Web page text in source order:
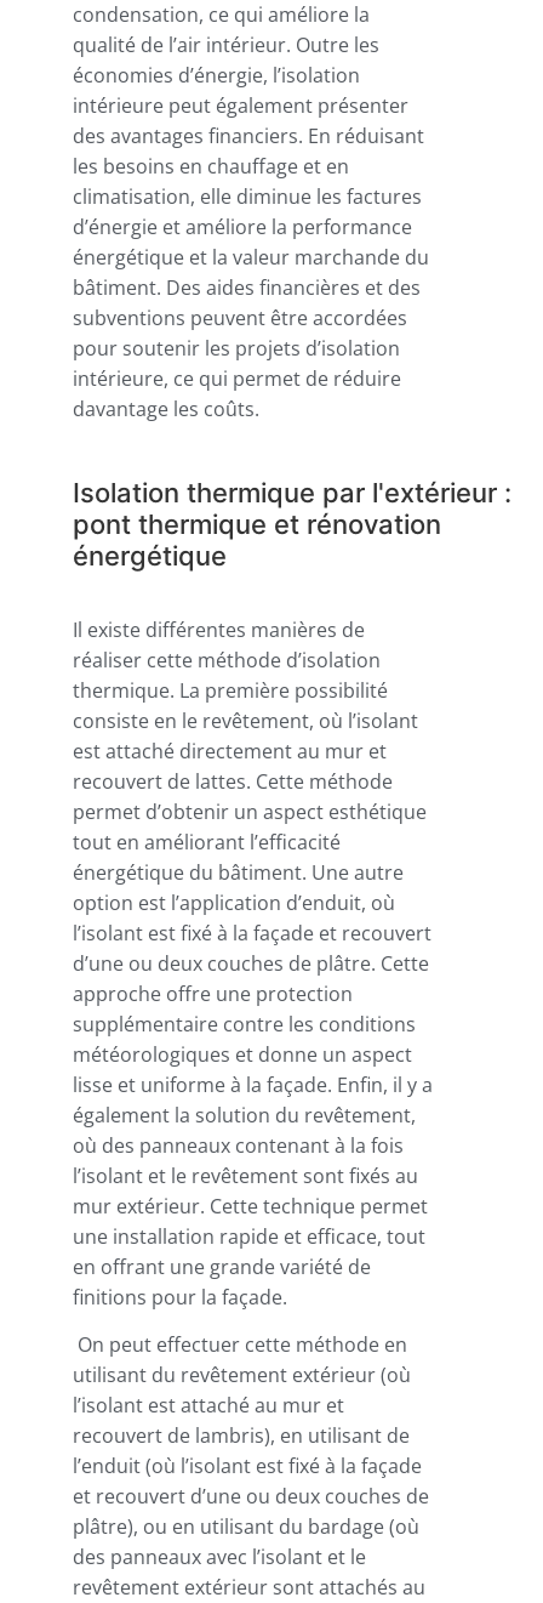
condensation, ce qui améliore la
qualité de l’air intérieur. Outre les
économies d’énergie, l’isolation
intérieure peut également présenter
des avantages financiers. En réduisant
les besoins en chauffage et en
climatisation, elle diminue les factures
d’énergie et améliore la performance
énergétique et la valeur marchande du
bâtiment. Des aides financières et des
subventions peuvent être accordées
pour soutenir les projets d’isolation
intérieure, ce qui permet de réduire
davantage les coûts.
Isolation thermique par l'extérieur :
pont thermique et rénovation
énergétique
Il existe différentes manières de
réaliser cette méthode d’isolation
thermique. La première possibilité
consiste en le revêtement, où l’isolant
est attaché directement au mur et
recouvert de lattes. Cette méthode
permet d’obtenir un aspect esthétique
tout en améliorant l’efficacité
énergétique du bâtiment. Une autre
option est l’application d’enduit, où
l’isolant est fixé à la façade et recouvert
d’une ou deux couches de plâtre. Cette
approche offre une protection
supplémentaire contre les conditions
météorologiques et donne un aspect
lisse et uniforme à la façade. Enfin, il y a
également la solution du revêtement,
où des panneaux contenant à la fois
l’isolant et le revêtement sont fixés au
mur extérieur. Cette technique permet
une installation rapide et efficace, tout
en offrant une grande variété de
finitions pour la façade.
On peut effectuer cette méthode en
utilisant du revêtement extérieur (où
l’isolant est attaché au mur et
recouvert de lambris), en utilisant de
l’enduit (où l’isolant est fixé à la façade
et recouvert d’une ou deux couches de
plâtre), ou en utilisant du bardage (où
des panneaux avec l’isolant et le
revêtement extérieur sont attachés au